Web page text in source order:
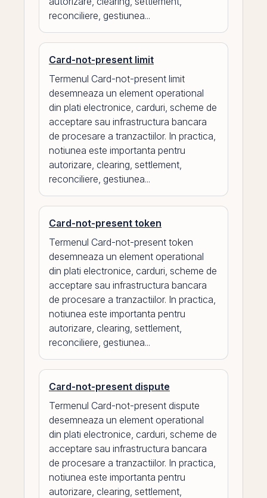
reconciliere, gestiunea...
Card-not-present limit
Termenul Card-not-present limit
desemneaza un element operational
din plati electronice, carduri, scheme de
acceptare sau infrastructura bancara
de procesare a tranzactiilor. In practica,
notiunea este importanta pentru
autorizare, clearing, settlement,
reconciliere, gestiunea...
Card-not-present token
Termenul Card-not-present token
desemneaza un element operational
din plati electronice, carduri, scheme de
acceptare sau infrastructura bancara
de procesare a tranzactiilor. In practica,
notiunea este importanta pentru
autorizare, clearing, settlement,
reconciliere, gestiunea...
Card-not-present dispute
Termenul Card-not-present dispute
desemneaza un element operational
din plati electronice, carduri, scheme de
acceptare sau infrastructura bancara
de procesare a tranzactiilor. In practica,
notiunea este importanta pentru
autorizare, clearing, settlement,